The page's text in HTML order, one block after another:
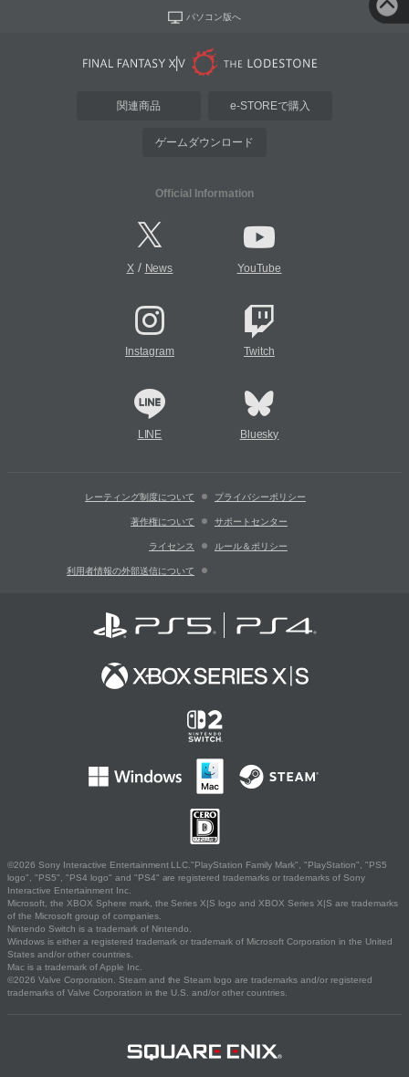
パソコン版へ
関連商品 e-STOREで購入
ゲームダウンロード
Official Information
X/ News YouTube
Instagram Twitch
LINE Bluesky
レーティング制度について プライバシーポリシー
著作権について サポートセンター
ライセンス ルール＆ポリシー
利用者情報の外部送信について
©2026 Sony Interactive Entertainment LLC."PlayStation Family Mark", "PlayStation", "PS5
logo", "PS5", "PS4 logo" and "PS4" are registered trademarks or trademarks of Sony
Interactive Entertainment Inc.
Microsoft, the XBOX Sphere mark, the Series X|S logo and XBOX Series X|S are trademarks
of the Microsoft group of companies.
Nintendo Switch is a trademark of Nintendo.
Windows is either a registered trademark or trademark of Microsoft Corporation in the United
States and/or other countries.
Mac is a trademark of Apple Inc.
©2026 Valve Corporation. Steam and the Steam logo are trademarks and/or registered
trademarks of Valve Corporation in the U.S. and/or other countries.